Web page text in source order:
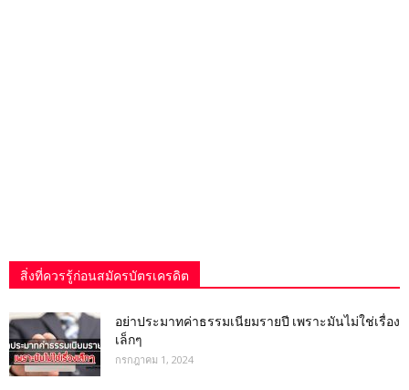
สิ่งที่ควรรู้ก่อนสมัครบัตรเครดิต
อย่าประมาทค่าธรรมเนียมรายปี เพราะมันไม่ใช่เรื่อง
เล็กๆ
กรกฎาคม 1, 2024